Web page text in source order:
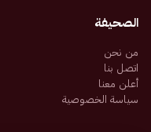
الصحيفة
من نحن
اتصل بنا
أعلن معنا
سياسة الخصوصية